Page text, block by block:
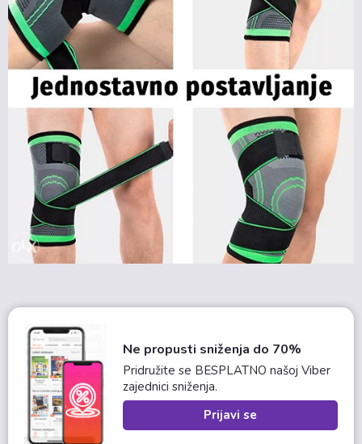
Ne propusti sniženja do 70%
Pridružite se BESPLATNO našoj Viber
zajednici sniženja.
Prijavi se